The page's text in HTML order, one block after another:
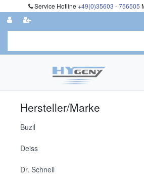
Service Hotline +49(0)35603 - 756505
Hersteller/Marke
Buzil
Deiss
Dr. Schnell